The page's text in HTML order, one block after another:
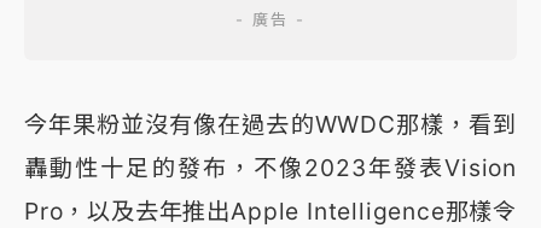
今年果粉並沒有像在過去的WWDC那樣，看到
轟動性十足的發布，不像2023年發表Vision
Pro，以及去年推出Apple Intelligence那樣令